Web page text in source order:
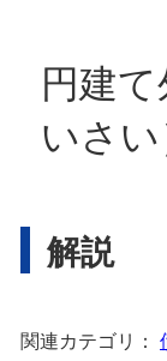
円建
いさい
解説
関連カテゴリ：